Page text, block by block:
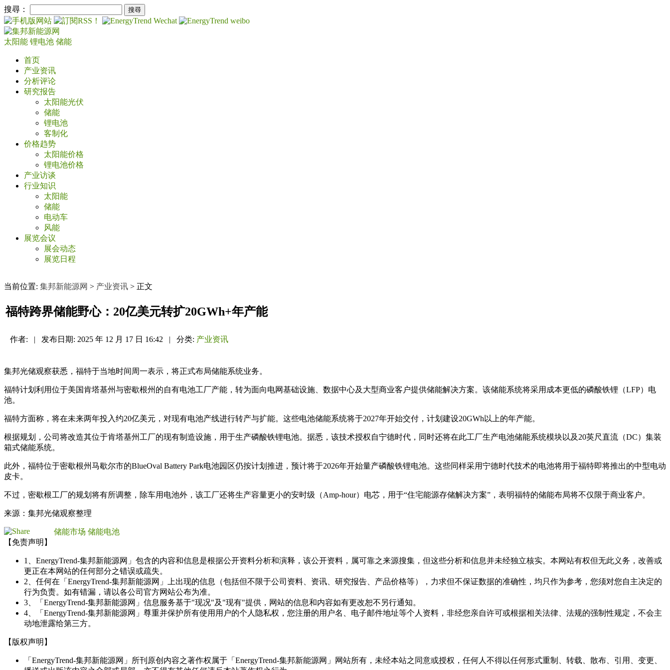
搜尋：
太阳能 锂电池 储能
首页
产业资讯
分析评论
研究报告
太阳能光伏
储能
锂电池
客制化
价格趋势
太阳能价格
锂电池价格
产业访谈
行业知识
太阳能
储能
电动车
风能
展览会议
展会动态
展览日程
当前位置: 集邦新能源网 > 产业资讯 > 正文
福特跨界储能野心：20亿美元转扩20GWh+年产能
作者: | 发布日期: 2025 年 12 月 17 日 16:42 | 分类: 产业资讯
集邦光储观察获悉，福特于当地时间周一表示，将正式布局储能系统业务。
福特计划利用位于美国肯塔基州与密歇根州的自有电池工厂产能，转为面向电网基础设施、数据中心及大型商业客户提供储能解决方案。该储能系统将采用成本更低的磷酸铁锂（LFP）电
池。
福特方面称，将在未来两年投入约20亿美元，对现有电池产线进行转产与扩能。这些电池储能系统将于2027年开始交付，计划建设20GWh以上的年产能。
根据规划，公司将改造其位于肯塔基州工厂的现有制造设施，用于生产磷酸铁锂电池。据悉，该技术授权自宁德时代，同时还将在此工厂生产电池储能系统模块以及20英尺直流（DC）集装
箱式储能系统。
此外，福特位于密歇根州马歇尔市的BlueOval Battery Park电池园区仍按计划推进，预计将于2026年开始量产磷酸铁锂电池。这些同样采用宁德时代技术的电池将用于福特即将推出的中型电动
皮卡。
不过，密歇根工厂的规划将有所调整，除车用电池外，该工厂还将生产容量更小的安时级（Amp-hour）电芯，用于“住宅能源存储解决方案”，表明福特的储能布局将不仅限于商业客户。
来源：集邦光储观察整理
储能市场 储能电池
【免责声明】
1、EnergyTrend-集邦新能源网」包含的内容和信息是根据公开资料分析和演释，该公开资料，属可靠之来源搜集，但这些分析和信息并未经独立核实。本网站有权但无此义务，改善或
更正在本网站的任何部分之错误或疏失。
2、任何在「EnergyTrend-集邦新能源网」上出现的信息（包括但不限于公司资料、资讯、研究报告、产品价格等），力求但不保证数据的准确性，均只作为参考，您须对您自主决定的
行为负责。如有错漏，请以各公司官方网站公布为准。
3、「EnergyTrend-集邦新能源网」信息服务基于"现况"及"现有"提供，网站的信息和内容如有更改恕不另行通知。
4、「EnergyTrend-集邦新能源网」尊重并保护所有使用用户的个人隐私权，您注册的用户名、电子邮件地址等个人资料，非经您亲自许可或根据相关法律、法规的强制性规定，不会主
动地泄露给第三方。
【版权声明】
「EnergyTrend-集邦新能源网」所刊原创内容之著作权属于「EnergyTrend-集邦新能源网」网站所有，未经本站之同意或授权，任何人不得以任何形式重制、转载、散布、引用、变更、